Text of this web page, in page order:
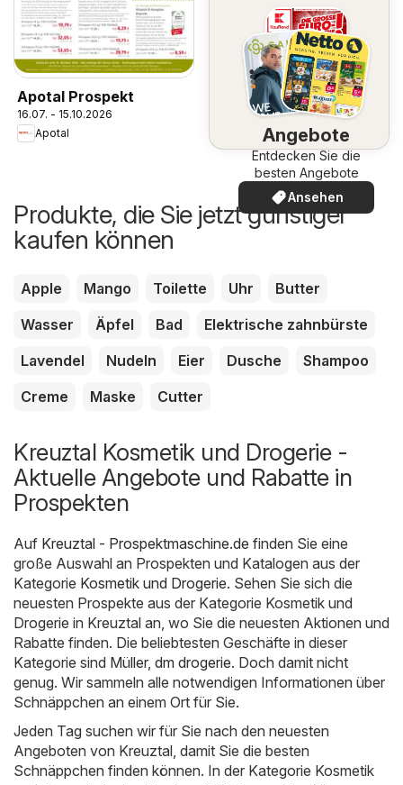
Apotal Prospekt
16.07. - 15.10.2026
Apotal
Angebote
Entdecken Sie die
besten Angebote
Ansehen
Produkte, die Sie jetzt günstiger
kaufen können
Apple Mango Toilette Uhr
Butter
Wasser
Äpfel Bad
Elektrische zahnbürste
Lavendel
Nudeln Eier Dusche
Shampoo
Creme
Maske Cutter
Kreuztal Kosmetik und Drogerie -
Aktuelle Angebote und Rabatte in
Prospekten
Auf Kreuztal - Prospektmaschine.de finden Sie eine
große Auswahl an Prospekten und Katalogen aus der
Kategorie Kosmetik und Drogerie. Sehen Sie sich die
neuesten Prospekte aus der Kategorie Kosmetik und
Drogerie in Kreuztal an, wo Sie die neuesten Aktionen und
Rabatte finden. Die beliebtesten Geschäfte in dieser
Kategorie sind Müller, dm drogerie. Doch damit nicht
genug. Wir sammeln alle notwendigen Informationen über
Schnäppchen an einem Ort für Sie.
Jeden Tag suchen wir für Sie nach den neuesten
Angeboten von Kreuztal, damit Sie die besten
Schnäppchen finden können. In der Kategorie Kosmetik